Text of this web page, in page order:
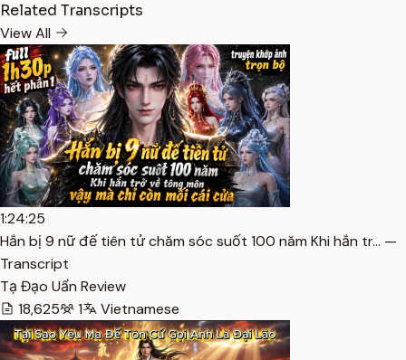
Related Transcripts
View All
1:24:25
Hắn bị 9 nữ đế tiên tử chăm sóc suốt 100 năm Khi hắn tr… —
Transcript
Tạ Đạo Uẩn Review
18,625
1 Vietnamese